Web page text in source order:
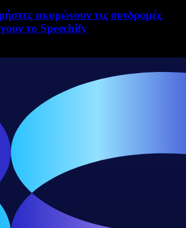
ακυρώνουν τις συνδρομές
το Speechify